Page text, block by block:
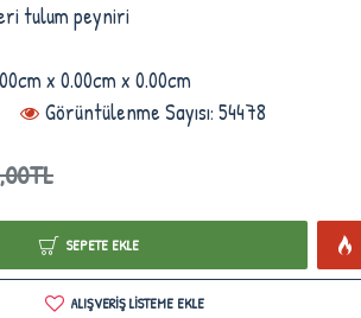
tulum peyniri
x 0.00cm x 0.00cm
Görüntülenme Sayısı: 54478
SEPETE EKLE
ALIŞVERIŞ LISTEME EKLE